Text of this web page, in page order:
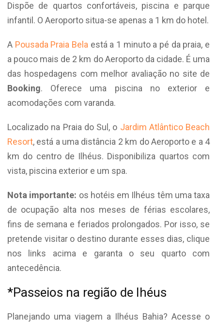
Dispõe de quartos confortáveis, piscina e parque
infantil. O Aeroporto situa-se apenas a 1 km do hotel.
A Pousada Praia Bela está a 1 minuto a pé da praia, e
a pouco mais de 2 km do Aeroporto da cidade. É uma
das hospedagens com melhor avaliação no site de
Booking. Oferece uma piscina no exterior e
acomodações com varanda.
Localizado na Praia do Sul, o Jardim Atlântico Beach
Resort, está a uma distância 2 km do Aeroporto e a 4
km do centro de Ilhéus. Disponibiliza quartos com
vista, piscina exterior e um spa.
Nota importante: os hotéis em Ilhéus têm uma taxa
de ocupação alta nos meses de férias escolares,
fins de semana e feriados prolongados. Por isso, se
pretende visitar o destino durante esses dias, clique
nos links acima e garanta o seu quarto com
antecedência.
*Passeios na região de Ihéus
Planejando uma viagem a Ilhéus Bahia? Acesse o